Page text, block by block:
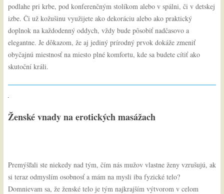
podlahe pri krbe, pod konferenčným stolíkom alebo v spálni, či v detskej
izbe. Či už kožušinu využijete ako dekoráciu alebo ako praktický
doplnok na každodenný oddych, vždy bude pôsobiť nadčasovo a
elegantne. Je dôkazom, že aj jediný prírodný prvok dokáže zmeniť
obyčajnú miestnosť na miesto plné komfortu, kde sa budete cítiť ako
skutoční králi.
Ženské vnady na erotických masážach
Premýšľali ste niekedy nad tým, čím nás mužov vlastne ženy vzrušujú, ak
si teraz odmyslím osobnosť a mám na mysli iba fyzické telo?
Domnievam sa, že ženské telo je tým najkrajším výtvorom v celom